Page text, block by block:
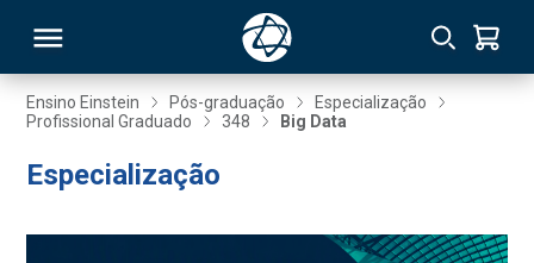
Ensino Einstein Pós-graduação
Especialização
Profissional Graduado
348 Big Data
Especialização